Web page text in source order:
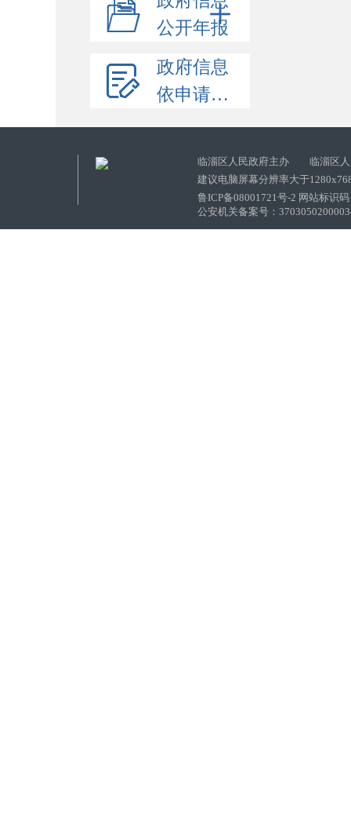
公开年报
政府信息
依申请公开
临淄区人民政府主办 临淄区人
建议电脑屏幕分辨率大于
鲁ICP备08001721号-2 网站标识
公安机关备案号：